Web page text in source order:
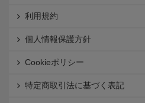
利用規約
個人情報保護方針
Cookieポリシー
特定商取引法に基づく表記